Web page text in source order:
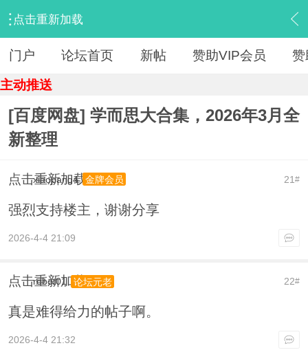
点击重新加载
› 【 资源区 】 › 『教育学习』 › 内容
门户 论坛首页 新帖 赞助VIP会员 赞
主动推送
[百度网盘] 学而思大合集，2026年3月全
新整理
点击重新加载 21#
xiaopang4 金牌会员
强烈支持楼主，谢谢分享
2026-4-4 21:09
点击重新加载 22#
robot01 论坛元老
真是难得给力的帖子啊。
2026-4-4 21:32